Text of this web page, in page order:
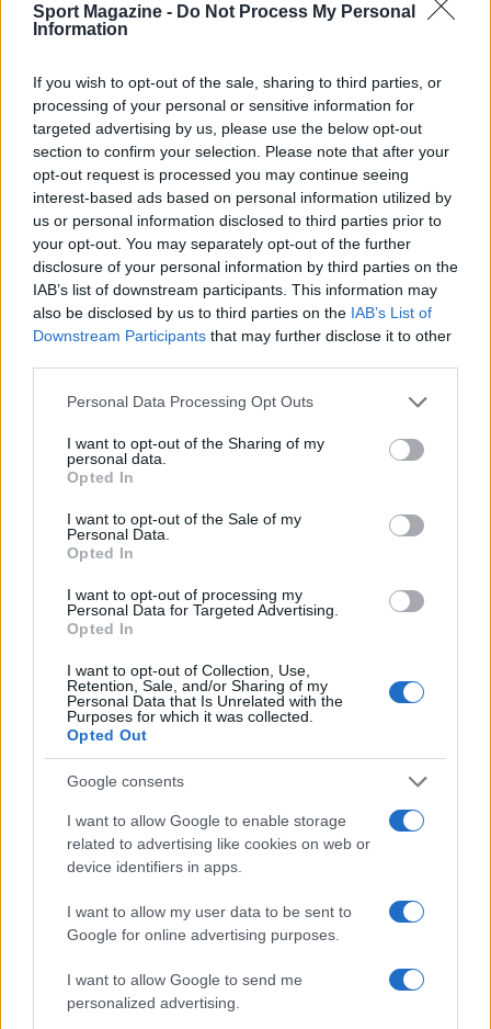
Sport Magazine - Do Not Process My Personal
Information
If you wish to opt-out of the sale, sharing to third parties, or
processing of your personal or sensitive information for
targeted advertising by us, please use the below opt-out
section to confirm your selection. Please note that after your
opt-out request is processed you may continue seeing
interest-based ads based on personal information utilized by
us or personal information disclosed to third parties prior to
your opt-out. You may separately opt-out of the further
disclosure of your personal information by third parties on the
IAB’s list of downstream participants. This information may
also be disclosed by us to third parties on the IAB’s List of
Downstream Participants that may further disclose it to other
Please note that this website/app uses one or more Google
not limited to your visit or usage behaviour. You may click to
grant or deny consent to Google and its third-party tags to
use your data for below specified purposes in below Google
consent section.
Personal Data Processing Opt Outs
I want to opt-out of the Sharing of my
personal data.
Opted In
I want to opt-out of the Sale of my
Personal Data.
Opted In
I want to opt-out of processing my
Personal Data for Targeted Advertising.
Opted In
I want to opt-out of Collection, Use,
Retention, Sale, and/or Sharing of my
Personal Data that Is Unrelated with the
Purposes for which it was collected.
Opted Out
Google consents
I want to allow Google to enable storage
related to advertising like cookies on web or
device identifiers in apps.
I want to allow my user data to be sent to
Google for online advertising purposes.
I want to allow Google to send me
personalized advertising.
L’essere diventato un uomo copertina ha
permesso al PSG di vedere un notevole aumento
del merchandising, non solo in Europa, ma anche
negli Emirati Arabi e in Sud-America.
LEGGI ANCHE:Il patrimonio di Messi: a quanto
ammonta la ricchezza del calciatore
AUTORE
Alessandro Burin
Continua a leggere